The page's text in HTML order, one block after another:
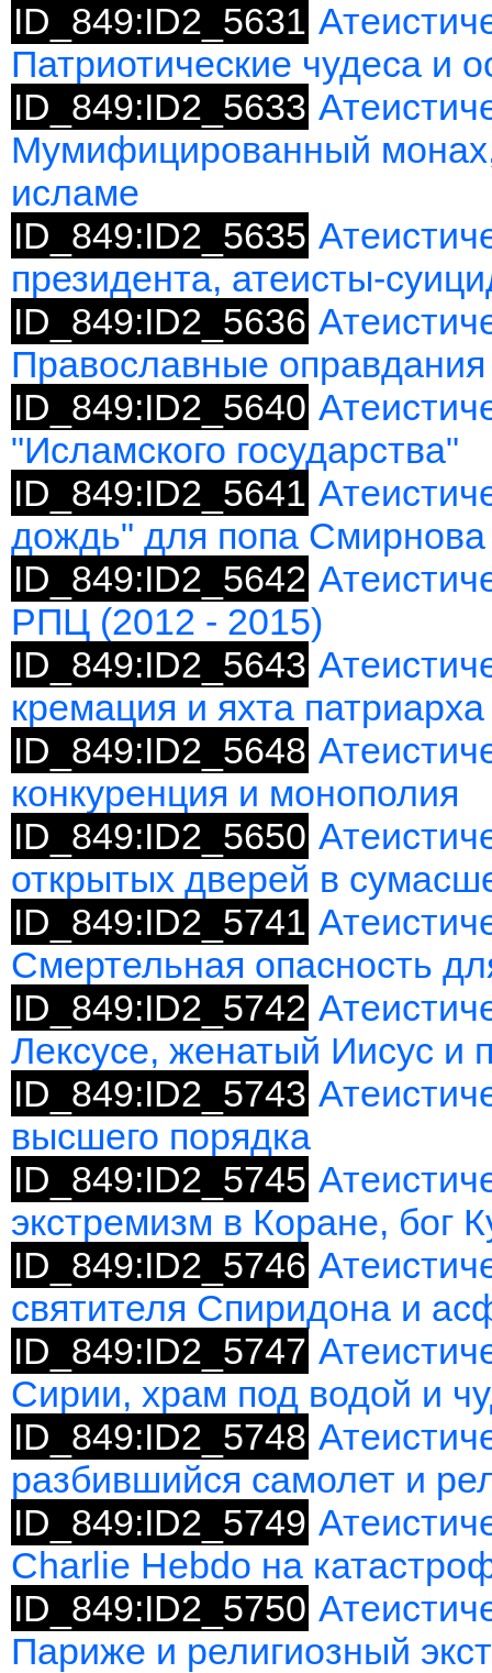
ID_849:ID2_5631
Патриотические чудеса и
ID_849:ID2_5633
Мумифицированный
исламе
ID_849:ID2_5635
президента, атеисты-
ID_849:ID2_5636
Православные
ID_849:ID2_5640
"Исламского государства"
ID_849:ID2_5641
дождь" для попа Смирнова
ID_849:ID2_5642
РПЦ (2012 - 2015)
ID_849:ID2_5643
кремация и яхта патриарха
ID_849:ID2_5648
конкуренция и монополия
ID_849:ID2_5650
открытых дверей в
ID_849:ID2_5741
Смертельная опасность
ID_849:ID2_5742
Лексусе, женатый Иисус и
ID_849:ID2_5743
высшего порядка
ID_849:ID2_5745
экстремизм в Коране, бог
ID_849:ID2_5746
святителя Спиридона и
ID_849:ID2_5747
Сирии, храм под водой и
ID_849:ID2_5748
разбившийся самолет и
ID_849:ID2_5749
Charlie Hebdo на
ID_849:ID2_5750
Париже и религиозный